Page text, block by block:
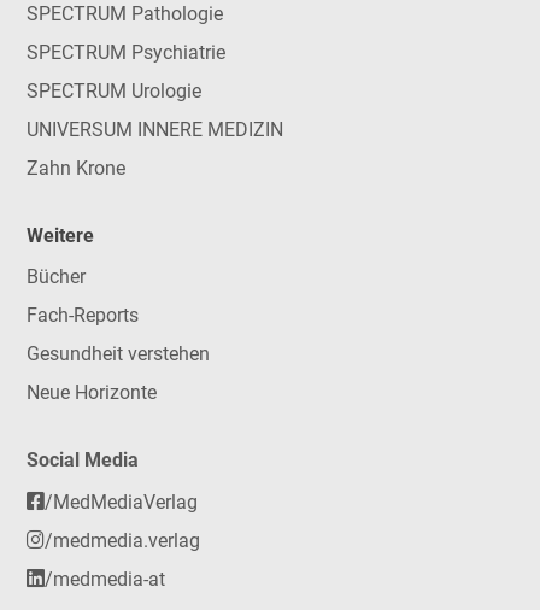
SPECTRUM Pathologie
SPECTRUM Psychiatrie
SPECTRUM Urologie
UNIVERSUM INNERE MEDIZIN
Zahn Krone
Weitere
Bücher
Fach-Reports
Gesundheit verstehen
Neue Horizonte
Social Media
/MedMediaVerlag
/medmedia.verlag
/medmedia-at